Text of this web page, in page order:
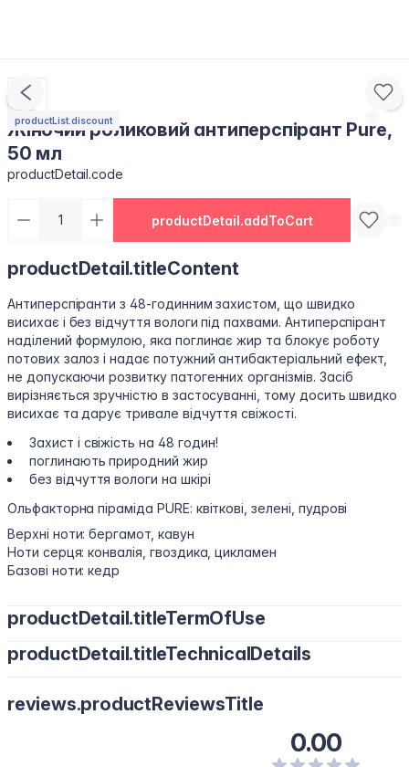
productList.discount
Жіночий роликовий антиперспірант Pure,
50 мл
productDetail.code
productDetail.addToCart
productDetail.titleContent
Антиперспіранти з 48-годинним захистом, що швидко
висихає і без відчуття вологи під пахвами. Антиперспірант
наділений формулою, яка поглинає жир та блокує роботу
потових залоз і надає потужний антибактеріальний ефект,
не допускаючи розвитку патогенних організмів. Засіб
вирізняється зручністю в застосуванні, тому досить швидко
висихає та дарує тривале відчуття свіжості.
Захист і свіжість на 48 годин!
поглинають природний жир
без відчуття вологи на шкірі
Ольфакторна піраміда PURE: квіткові, зелені, пудрові
Верхні ноти: бергамот, кавун
Ноти серця: конвалія, гвоздика, цикламен
Базові ноти: кедр
productDetail.titleTermOfUse
productDetail.titleTechnicalDetails
reviews.productReviewsTitle
0.00